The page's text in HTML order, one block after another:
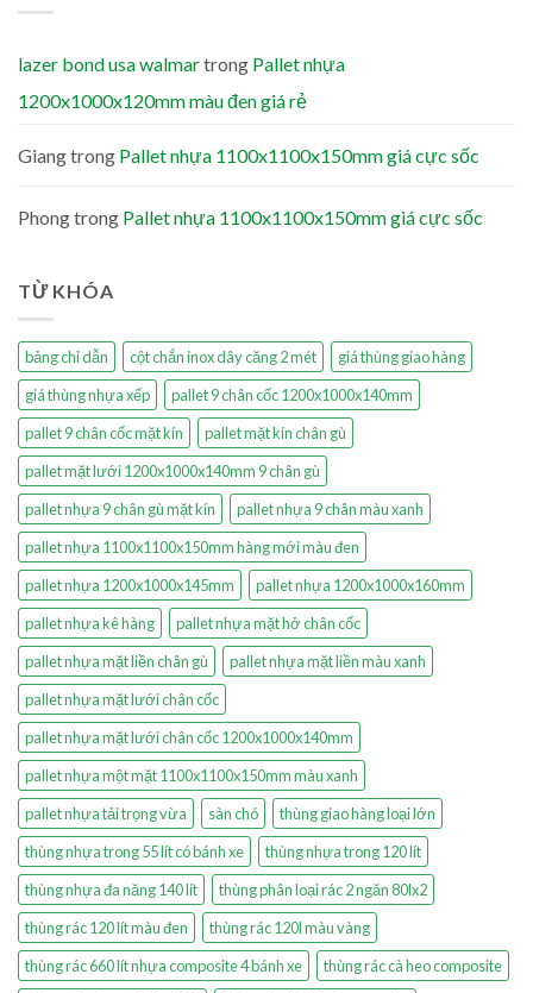
lazer bond usa walmartrong Pallet nhựa
1200x1000x120mm màu đen giá rẻ
Giangtrong Pallet nhựa 1100x1100x150mm giá cực sốc
Phongtrong Pallet nhựa 1100x1100x150mm giá cực sốc
TỪ KHÓA
bảng chỉ dẫn cột chắn inox dây căng 2 mét
giá thùng giao hàng
giá thùng nhựa xếp
pallet 9 chân cốc 1200x1000x140mm
pallet 9 chân cốc mặt kín
pallet mặt kín chân gù
pallet mặt lưới 1200x1000x140mm 9 chân gù
pallet nhựa 9 chân gù mặt kín
pallet nhựa 9 chân màu xanh
pallet nhựa 1100x1100x150mm hàng mới màu đen
pallet nhựa 1200x1000x145mm
pallet nhựa 1200x1000x160mm
pallet nhựa kê hàng
pallet nhựa mặt hở chân cốc
pallet nhựa mặt liền chân gù
pallet nhựa mặt liền màu xanh
pallet nhựa mặt lưới chân cốc
pallet nhựa mặt lưới chân cốc 1200x1000x140mm
pallet nhựa một mặt 1100x1100x150mm màu xanh
pallet nhựa tải trọng vừa
sàn chó
thùng giao hàng loại lớn
thùng nhựa trong 55 lít có bánh xe
thùng nhựa trong 120 lít
thùng nhựa đa năng 140 lít
thùng phân loại rác 2 ngăn 80lx2
thùng rác 120 lít màu đen
thùng rác 120l màu vàng
thùng rác 660 lít nhựa composite 4 bánh xe
thùng rác cà heo composite